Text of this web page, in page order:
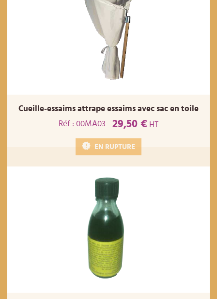
Cueille-essaims attrape essaims avec sac en toile
Réf : 00MA03
29,50 € HT
EN RUPTURE